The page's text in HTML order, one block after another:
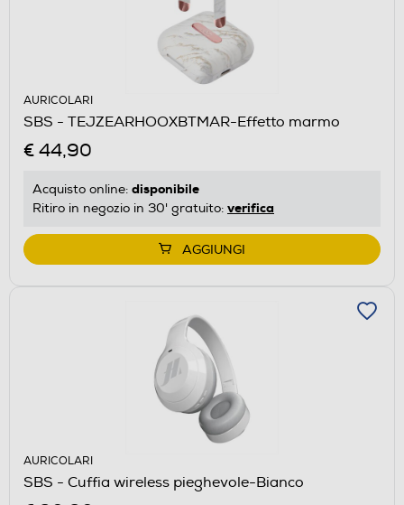
AURICOLARI
SBS - TEJZEARHOOXBTMAR-Effetto marmo
€ 44,90
Acquisto online: disponibile
Ritiro in negozio in 30' gratuito: verifica
AGGIUNGI
AURICOLARI
SBS - Cuffia wireless pieghevole-Bianco